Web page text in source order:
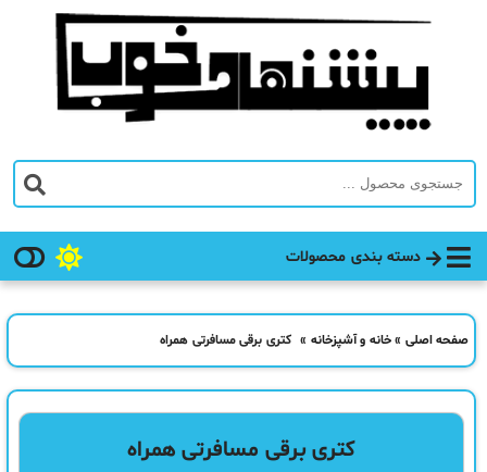
دسته بندی محصولات
صفحه اصلی »خانه و آشپزخانه » کتری برقی مسافرتی همراه
کتری برقی مسافرتی همراه